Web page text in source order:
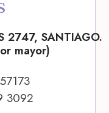
2747, SANTIAGO.
mayor)
3092